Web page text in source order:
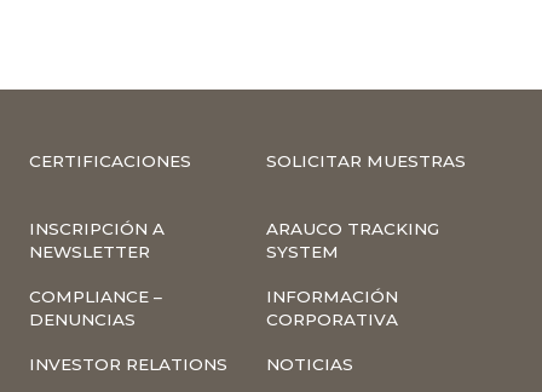
CERTIFICACIONES SOLICITAR MUESTRAS
INSCRIPCIÓN A
NEWSLETTER
ARAUCO TRACKING
SYSTEM
COMPLIANCE –
DENUNCIAS
INFORMACIÓN
CORPORATIVA
INVESTOR RELATIONS NOTICIAS